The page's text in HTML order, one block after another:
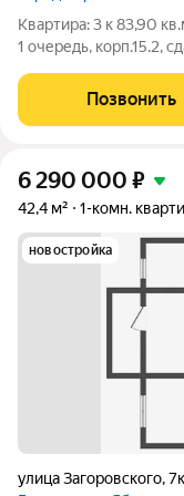
Квартира: 3 к 83,90
1 очередь, корп.15.2,
Позвонить
6 290 000 ₽
42,4 м² 1-комн.
новостройка
улица Загоровского,